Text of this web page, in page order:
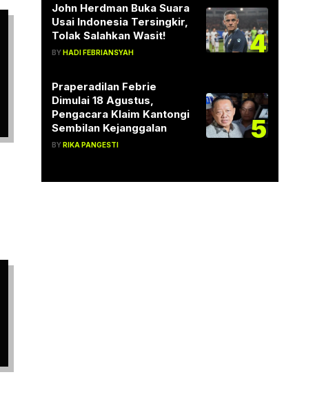
John Herdman Buka Suara
Usai Indonesia Tersingkir,
Tolak Salahkan Wasit!
BYHADI FEBRIANSYAH 4
Praperadilan Febrie
Dimulai 18 Agustus,
Pengacara Klaim Kantongi
Sembilan Kejanggalan
BYRIKA PANGESTI
5